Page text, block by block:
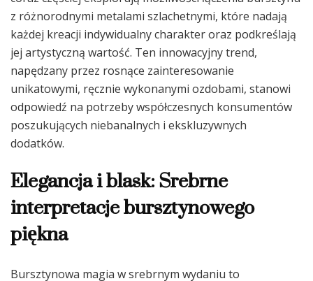
z różnorodnymi metalami szlachetnymi, które nadają
każdej kreacji indywidualny charakter oraz podkreślają
jej artystyczną wartość. Ten innowacyjny trend,
napędzany przez rosnące zainteresowanie
unikatowymi, ręcznie wykonanymi ozdobami, stanowi
odpowiedź na potrzeby współczesnych konsumentów
poszukujących niebanalnych i ekskluzywnych
dodatków.
Elegancja i blask: Srebrne
interpretacje bursztynowego
piękna
Bursztynowa magia w srebrnym wydaniu to